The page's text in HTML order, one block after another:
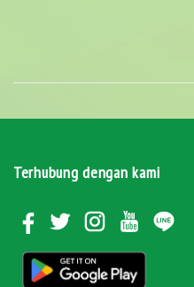
Terhubung dengan kami